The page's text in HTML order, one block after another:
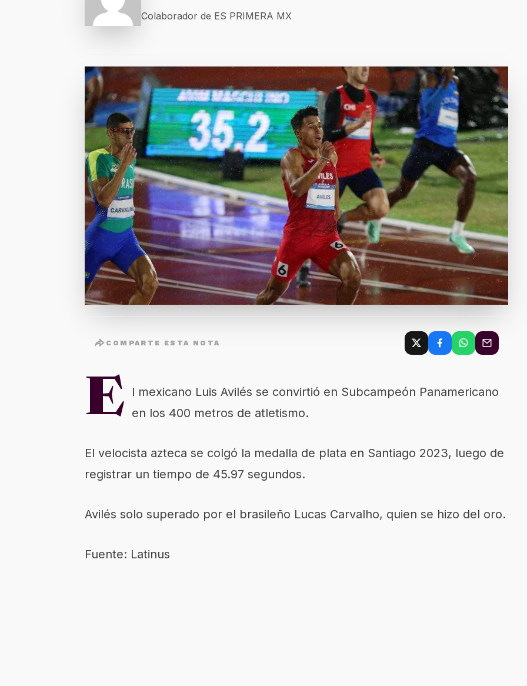
Colaborador de ES PRIMERA MX
COMPARTE ESTA NOTA
E
l mexicano Luis Avilés se convirtió en Subcampeón Panamericano
en los 400 metros de atletismo.
El velocista azteca se colgó la medalla de plata en Santiago 2023, luego de
registrar un tiempo de 45.97 segundos.
Avilés solo superado por el brasileño Lucas Carvalho, quien se hizo del oro.
Fuente: Latinus